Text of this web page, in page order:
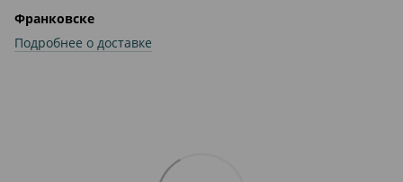
Франковске
Подробнее о доставке